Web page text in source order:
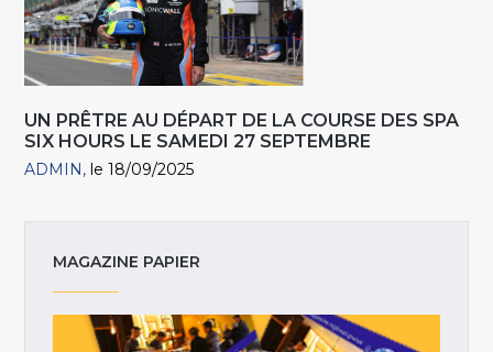
UN PRÊTRE AU DÉPART DE LA COURSE DES SPA
SIX HOURS LE SAMEDI 27 SEPTEMBRE
ADMIN le 18/09/2025
MAGAZINE PAPIER